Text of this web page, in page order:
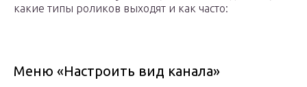
какие типы роликов выходят и как часто:
Меню «Настроить вид канала»